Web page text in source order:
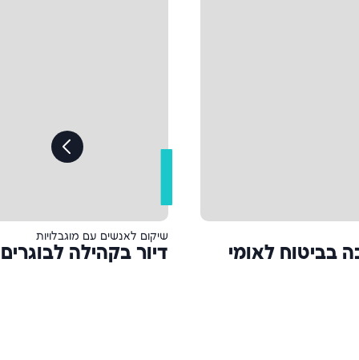
בביטוח לאומי
שיקום לאנשים עם מוגבלויות
דיור בקהילה